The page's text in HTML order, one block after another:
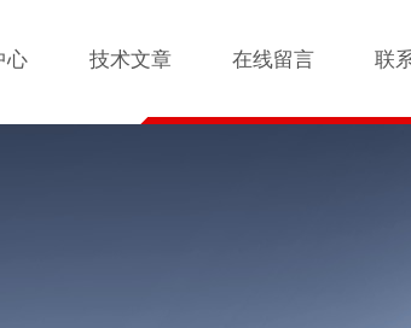
心 技术文章 在线留言 联